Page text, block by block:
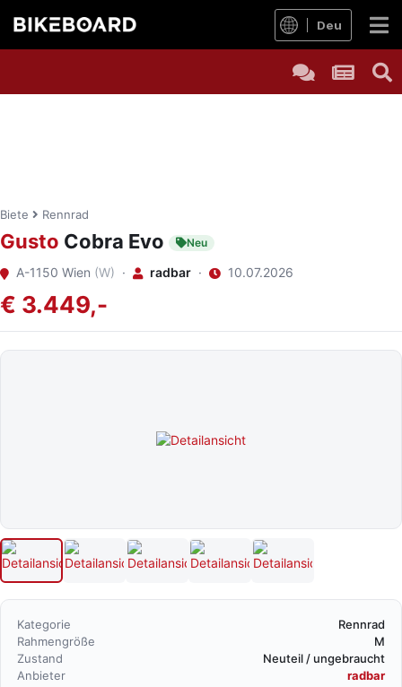
Deu
Biete Rennrad
Gusto Cobra Evo Neu
A-1150 Wien (W) · radbar · 10.07.2026
€ 3.449,-
Kategorie
Rennrad
Rahmengröße
M
Zustand
Neuteil / ungebraucht
Anbieter
radbar